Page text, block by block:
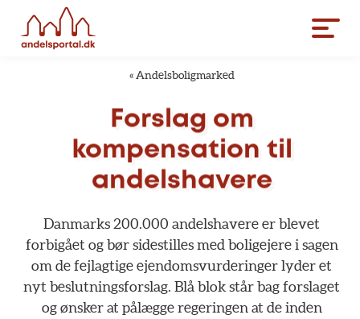
« Andelsboligmarked
Forslag om
kompensation til
andelshavere
Danmarks 200.000 andelshavere er blevet
forbigået og bør sidestilles med boligejere i sagen
om de fejlagtige ejendomsvurderinger lyder et
nyt beslutningsforslag. Blå blok står bag forslaget
og ønsker at pålægge regeringen at de inden